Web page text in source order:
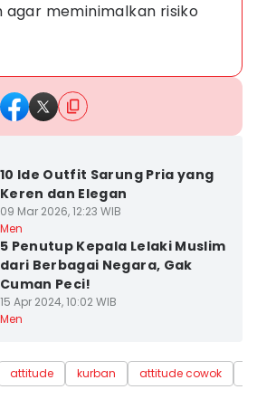
meminimalkan risiko
10 Ide Outfit Sarung Pria yang
Keren dan Elegan
09 Mar 2026, 12:23 WIB
Men
5 Penutup Kepala Lelaki Muslim
dari Berbagai Negara, Gak
Cuman Peci!
15 Apr 2024, 10:02 WIB
Men
attitude kurban attitude cowok